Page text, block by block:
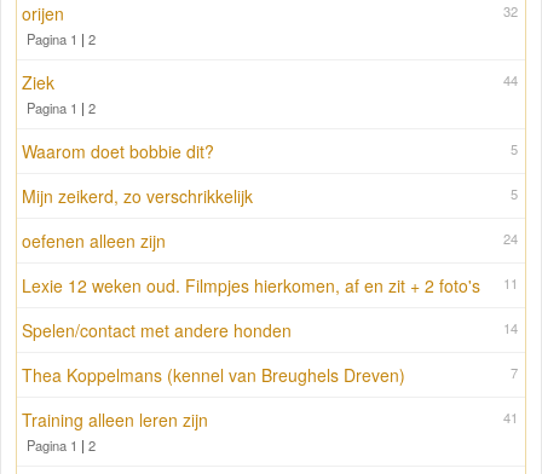
32
orijen
Pagina 1 | 2
44
Ziek
Pagina 1 | 2
5
Waarom doet bobbie dit?
5
Mijn zeikerd, zo verschrikkelijk
24
oefenen alleen zijn
11
Lexie 12 weken oud. Filmpjes hierkomen, af en zit + 2 foto's
14
Spelen/contact met andere honden
7
Thea Koppelmans (kennel van Breughels Dreven)
41
Training alleen leren zijn
Pagina 1 | 2